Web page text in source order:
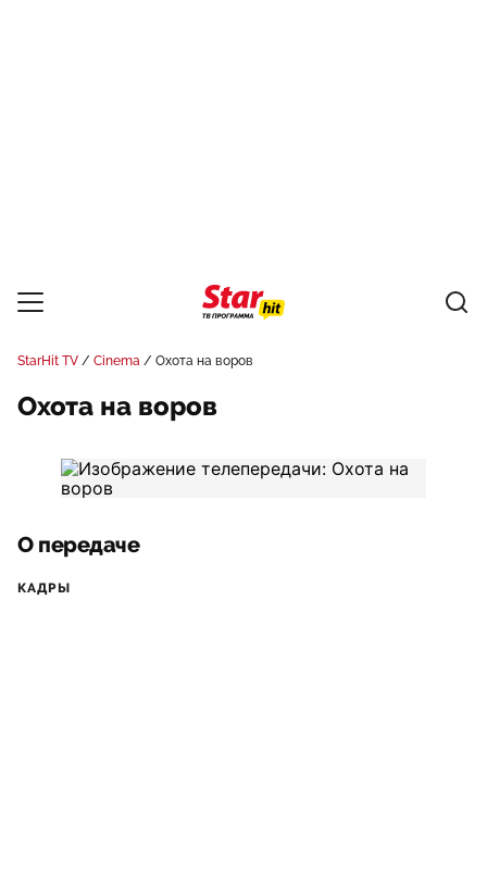
StarHit TV Cinema Охота на воров
Охота на воров
О передаче
КАДРЫ